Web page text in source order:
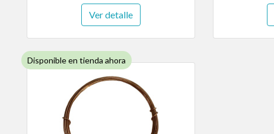
Ver detalle
Disponible en tienda ahora